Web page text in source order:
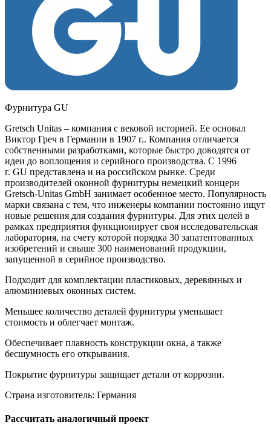
Фурнитура GU
Gretsch Unitas – компания с вековой историей. Ее основал
Виктор Греч в Германии в 1907 г.. Компания отличается
собственными разработками, которые быстро доводятся от
идеи до воплощения и серийного производства. С 1996
г. GU представлена и на российском рынке. Среди
производителей оконной фурнитуры немецкий концерн
Gretsch-Unitas GmbH занимает особенное место. Популярность
марки связана с тем, что инженеры компании постоянно ищут
новые решения для создания фурнитуры. Для этих целей в
рамках предприятия функционирует своя исследовательская
лаборатория, на счету которой порядка 30 запатентованных
изобретений и свыше 300 наименований продукции,
запущенной в серийное производство.
Подходит для комплектации пластиковых, деревянных и
алюминиевых оконных систем.
Меньшее количество деталей фурнитуры уменьшает
стоимость и облегчает монтаж.
Обеспечивает плавность конструкции окна, а также
бесшумность его открывания.
Покрытие фурнитуры защищает детали от коррозии.
Страна изготовитель: Германия
Рассчитать аналогичный проект